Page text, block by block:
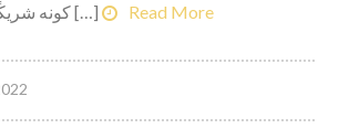
كونه شريكًا رسميًا للمراهنة الرياضية للنادي. يمثل هذا العقد أول رعاية من فريق […]
Read More